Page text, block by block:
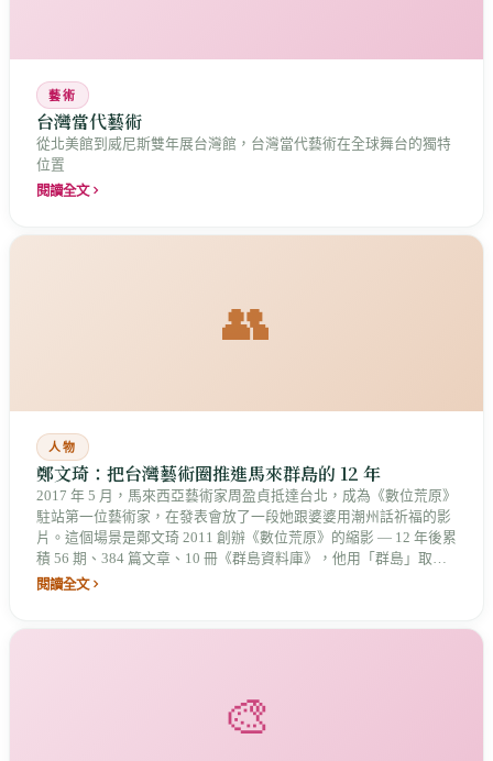
藝術
台灣當代藝術
從北美館到威尼斯雙年展台灣館，台灣當代藝術在全球舞台的獨特
位置
閱讀全文
👥
人物
鄭文琦：把台灣藝術圈推進馬來群島的 12 年
2017 年 5 月，馬來西亞藝術家周盈貞抵達台北，成為《數位荒原》
駐站第一位藝術家，在發表會放了一段她跟婆婆用潮州話祈福的影
片。這個場景是鄭文琦 2011 創辦《數位荒原》的縮影 — 12 年後累
積 56 期、384 篇文章、10 冊《群島資料庫》，他用「群島」取代
「東南亞」，把台灣藝術圈推向馬來世界，但也撞上了邊陲視角的
閱讀全文
🎨